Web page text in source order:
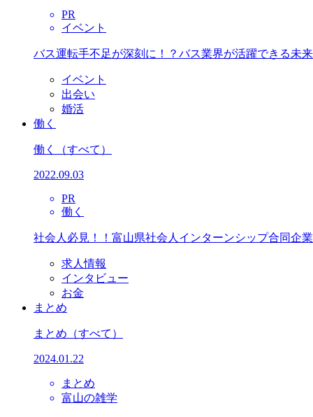
PR
イベント
バス運転手不足が深刻に！？バス業界が活躍できる未
イベント
出会い
婚活
働く
働く （すべて）
2022.09.03
PR
働く
社会人必見！！富山県社会人インターンシップ合同企
求人情報
インタビュー
お金
まとめ
まとめ （すべて）
2024.01.22
まとめ
富山の雑学